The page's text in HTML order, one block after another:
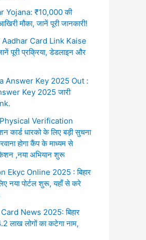
Yojana: ₹10,000 की
मौका, जानें पूरी जानकारी!
Card Link Kaise
पूरी प्रक्रिया, डेडलाइन और
Answer Key 2025 Out :
Key 2025 जारी
Verification
कार्ड धारको के लिए बड़ी सुचना
होगा कैंप के माध्यम से
,नया अभियान शुरू
Ekyc Online 2025 : बिहार
नया पोर्टल शुरू, यहाँ से करे
News 2025: बिहार
लाख लोगों का कटेगा नाम,